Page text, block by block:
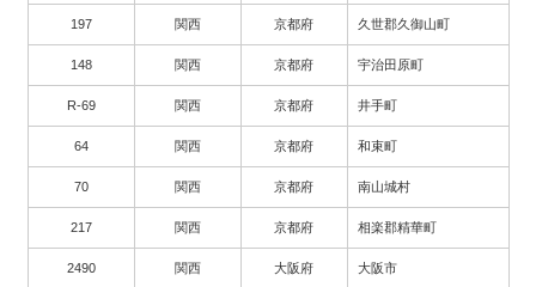
197 関西 京都府 久世郡久御山町
148 関西 京都府 宇治田原町
R-69 関西 京都府 井手町
64 関西 京都府 和束町
70 関西 京都府 南山城村
217 関西 京都府 相楽郡精華町
2490 関西 大阪府 大阪市